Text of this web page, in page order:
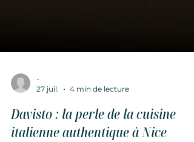
27 juil.
4 min de lecture
Davisto : la perle de la cuisine